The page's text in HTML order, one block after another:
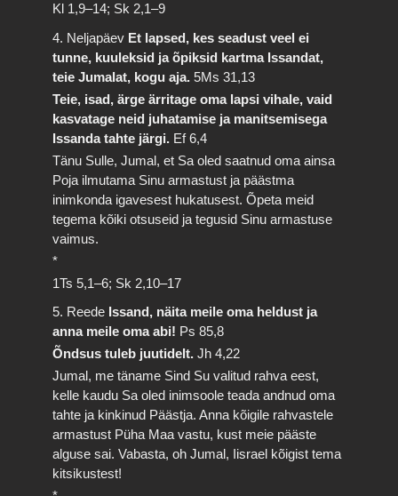
Kl 1,9–14; Sk 2,1–9
4. Neljapäev Et lapsed, kes seadust veel ei
tunne, kuuleksid ja õpiksid kartma Issandat,
teie Jumalat, kogu aja. 5Ms 31,13
Teie, isad, ärge ärritage oma lapsi vihale, vaid
kasvatage neid juhatamise ja manitsemisega
Issanda tahte järgi. Ef 6,4
Tänu Sulle, Jumal, et Sa oled saatnud oma ainsa
Poja ilmutama Sinu armastust ja päästma
inimkonda igavesest hukatusest. Õpeta meid
tegema kõiki otsuseid ja tegusid Sinu armastuse
vaimus.
*
1Ts 5,1–6; Sk 2,10–17
5. Reede Issand, näita meile oma heldust ja
anna meile oma abi! Ps 85,8
Õndsus tuleb juutidelt.Jh 4,22
Jumal, me täname Sind Su valitud rahva eest,
kelle kaudu Sa oled inimsoole teada andnud oma
tahte ja kinkinud Päästja. Anna kõigile rahvastele
armastust Püha Maa vastu, kust meie pääste
alguse sai. Vabasta, oh Jumal, Iisrael kõigist tema
kitsikustest!